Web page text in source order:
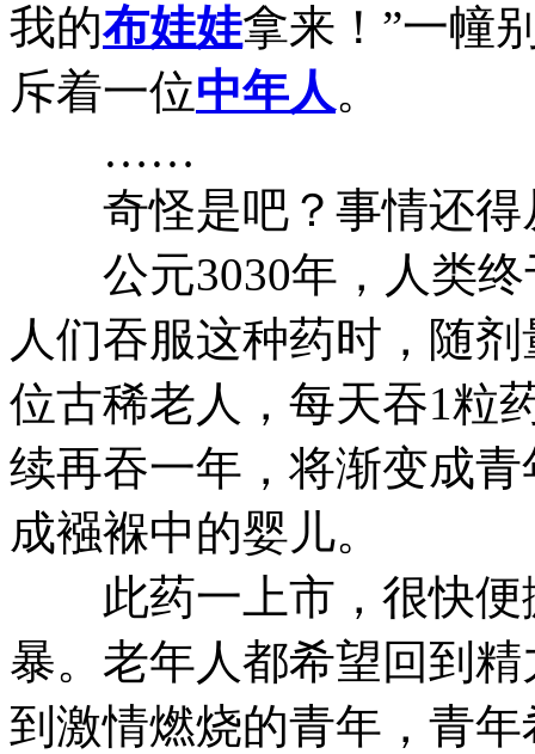
我的布娃娃拿来！”一幢
斥着一位中年人。
……
奇怪是吧？事情还得
公元3030年，人类终
人们吞服这种药时，随
位古稀老人，每天吞1粒
续再吞一年，将渐变成
成襁褓中的婴儿。
此药一上市，很快便
暴。老年人都希望回到
到激情燃烧的青年，青